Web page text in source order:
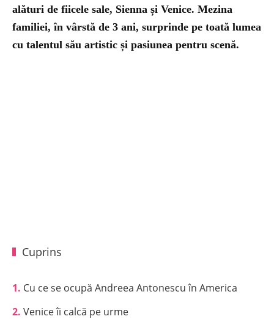
alături de fiicele sale, Sienna și Venice. Mezina
familiei, în vârstă de 3 ani, surprinde pe toată lumea
cu talentul său artistic și pasiunea pentru scenă.
Cuprins
1 Cu ce se ocupă Andreea Antonescu în America
2 Venice îi calcă pe urme